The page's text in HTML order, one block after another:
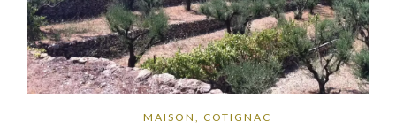
MAISON, COTIGNAC